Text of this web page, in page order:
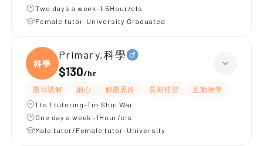
Two days a week-1.5Hour/cls
Female tutor-University Graduated
科學
Primary,科學
$130/hr
題目講解 細心 解題思路 長期補習
互動教學
1 to 1 tutoring-Tin Shui Wai
One day a week -1Hour/cls
Male tutor/Female tutor-University